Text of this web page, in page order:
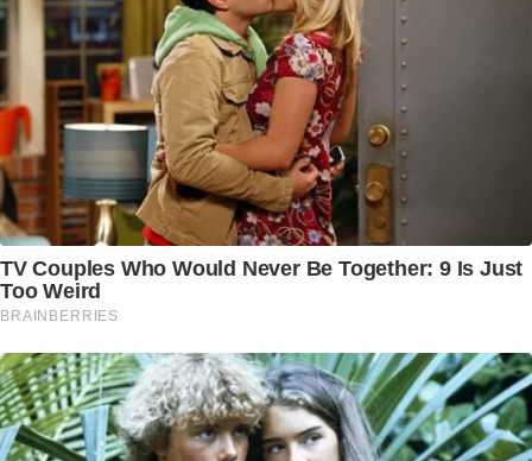
TV Couples Who Would Never Be Together: 9 Is Just
Too Weird
BRAINBERRIES